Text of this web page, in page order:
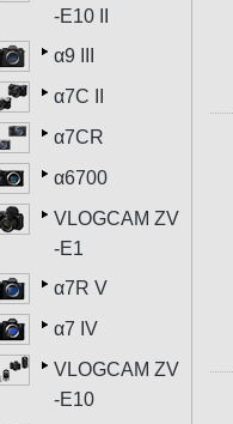
-E10 II
α9 III
α7C II
α7CR
α6700
VLOGCAM ZV
-E1
α7R V
α7 IV
VLOGCAM ZV
-E10